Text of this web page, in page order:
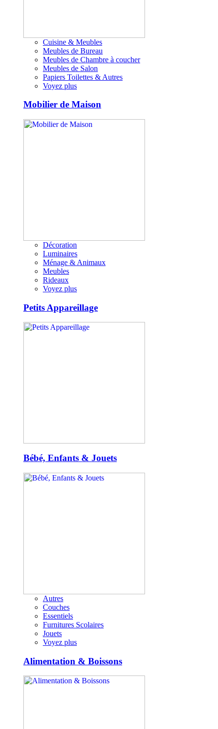
Cuisine & Meubles
Meubles de Bureau
Meubles de Chambre à coucher
Meubles de Salon
Papiers Toilettes & Autres
Voyez plus
Mobilier de Maison
Décoration
Luminaires
Ménage & Animaux
Meubles
Rideaux
Voyez plus
Petits Appareillage
Bébé, Enfants & Jouets
Autres
Couches
Essentiels
Furnitures Scolaires
Jouets
Voyez plus
Alimentation & Boissons